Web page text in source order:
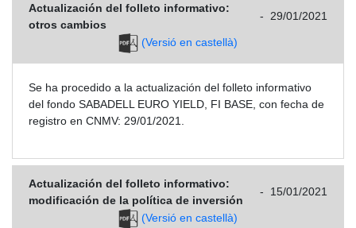
Actualización del folleto informativo:
otros cambios
- 29/01/2021
(Versió en castellà)
Se ha procedido a la actualización del folleto informativo
del fondo SABADELL EURO YIELD, FI BASE, con fecha de
registro en CNMV: 29/01/2021.
Actualización del folleto informativo:
modificación de la política de inversión
- 15/01/2021
(Versió en castellà)